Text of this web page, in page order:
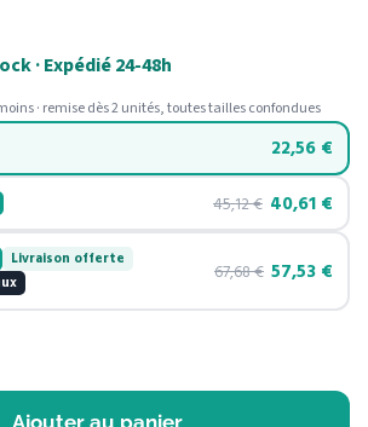
· Expédié 24-48h
· remise dès 2 unités, toutes tailles confondues
22,56 €
45,12€ 40,61 €
Livraison offerte
67,68€ 57,53 €
Ajouter au panier